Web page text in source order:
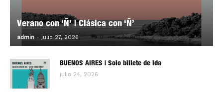
Verano con ‘Ñ’ | Clásica con ‘Ñ’
admin - julio 27, 2026 0
BUENOS AIRES | Solo billete de ida
julio 24, 2026